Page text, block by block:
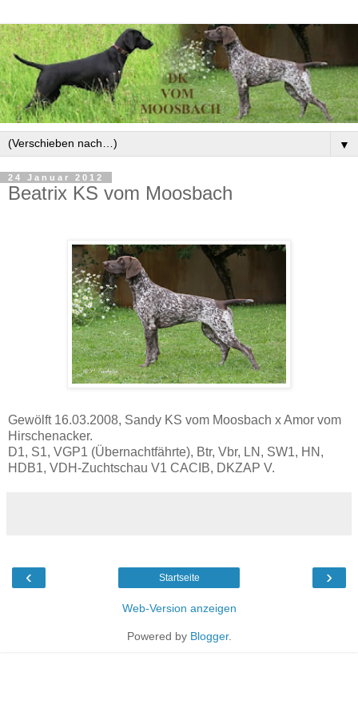
▼
24 Januar 2012
Beatrix KS vom Moosbach
Gewölft 16.03.2008, Sandy KS vom Moosbach x Amor vom
Hirschenacker.
D1, S1, VGP1 (Übernachtfährte), Btr, Vbr, LN, SW1, HN,
HDB1, VDH-Zuchtschau V1 CACIB, DKZAP V.
‹ ›
Startseite
Web-Version anzeigen
Powered by Blogger.